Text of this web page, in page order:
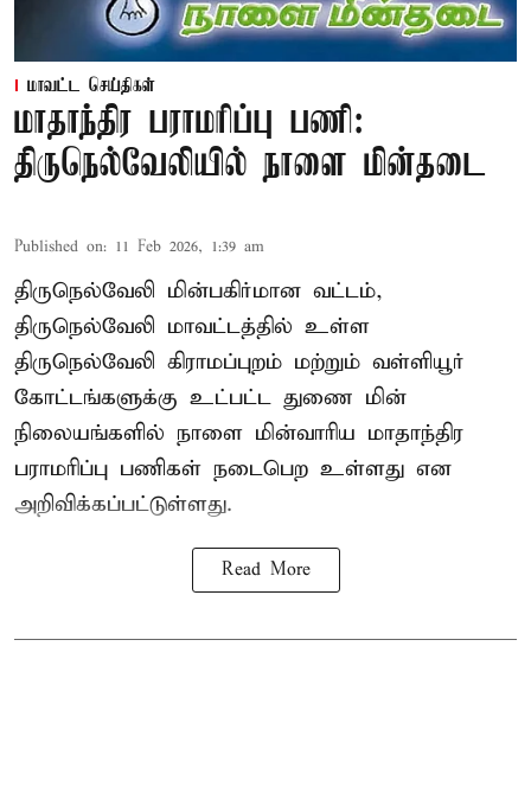
மாவட்ட செய்திகள்
மாதாந்திர பராமரிப்பு பணி:
திருநெல்வேலியில் நாளை மின்தடை
Published on: 11 Feb 2026, 1:39 am
திருநெல்வேலி மின்பகிர்மான வட்டம்,
திருநெல்வேலி மாவட்டத்தில் உள்ள
திருநெல்வேலி கிராமப்புறம் மற்றும் வள்ளியூர்
கோட்டங்களுக்கு உட்பட்ட துணை மின்
நிலையங்களில் நாளை மின்வாரிய மாதாந்திர
பராமரிப்பு பணிகள் நடைபெற உள்ளது என
அறிவிக்கப்பட்டுள்ளது.
Read More